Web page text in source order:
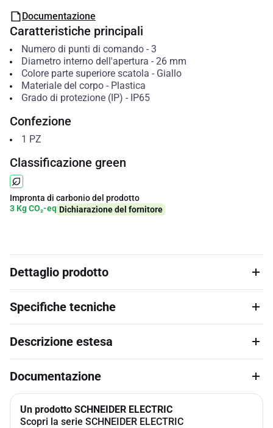
Documentazione
Caratteristiche principali
Numero di punti di comando- 3
Diametro interno dell'apertura - 26 mm
Colore parte superiore scatola - Giallo
Materiale del corpo- Plastica
Grado di protezione (IP) - IP65
Confezione
1 PZ
Classificazione green
Impronta di carbonio del prodotto
3 Kg CO₂-eq Dichiarazione del fornitore
Dettaglio prodotto
Specifiche tecniche
Descrizione estesa
Documentazione
Un prodotto SCHNEIDER ELECTRIC
Scopri la serie SCHNEIDER ELECTRIC